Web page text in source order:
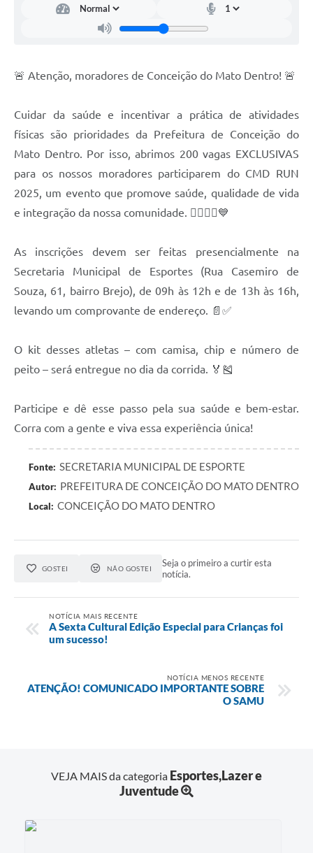
Notificações de Penalidades – Decisões
Notificações Obras e Posturas
Conselho Municipal de Conservação e Defesa do
Meio Ambiente-CODEMA
Contratos
Audiências Públicas
Obras
Projetos
Links
A Prefeitura
🚨 Atenção, moradores de Conceição do Mato Dentro! 🚨
Cuidar da saúde e incentivar a prática de atividades
físicas são prioridades da Prefeitura de Conceição do
Mato Dentro. Por isso, abrimos 200 vagas EXCLUSIVAS
para os nossos moradores participarem do CMD RUN
2025, um evento que promove saúde, qualidade de vida
e integração da nossa comunidade. 🏃‍♂️🏃‍♀️💙
As inscrições devem ser feitas presencialmente na
Secretaria Municipal de Esportes (Rua Casemiro de
Souza, 61, bairro Brejo), de 09h às 12h e de 13h às 16h,
levando um comprovante de endereço. 📄✅
O kit desses atletas – com camisa, chip e número de
peito – será entregue no dia da corrida. 🏅🎽
Participe e dê esse passo pela sua saúde e bem-estar.
Corra com a gente e viva essa experiência única!
Fonte: SECRETARIA MUNICIPAL DE ESPORTE
Autor: PREFEITURA DE CONCEIÇÃO DO MATO DENTRO
Local: CONCEIÇÃO DO MATO DENTRO
GOSTEI NÃO GOSTEI
Seja o primeiro a curtir esta
notícia.
NOTÍCIA MAIS RECENTE
A Sexta Cultural Edição Especial para Crianças foi
um sucesso!
NOTÍCIA MENOS RECENTE
ATENÇÃO! COMUNICADO IMPORTANTE SOBRE
O SAMU
VEJA MAIS da categoria Esportes,Lazer e
Juventude